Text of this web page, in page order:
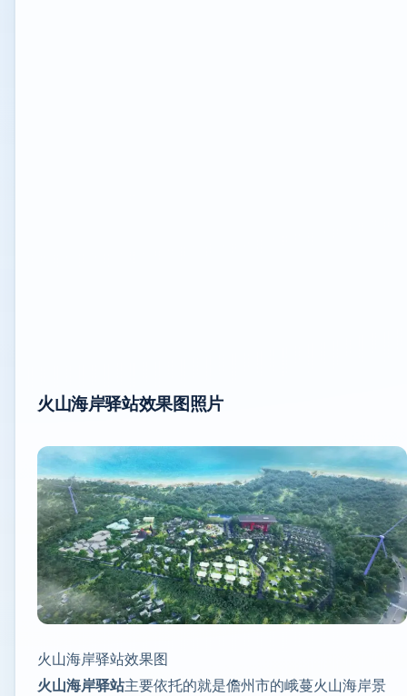
火山海岸驿站效果图照片
火山海岸驿站效果图
火山海岸驿站主要依托的就是儋州市的峨蔓火山海岸景